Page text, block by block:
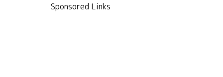
Sponsored Links